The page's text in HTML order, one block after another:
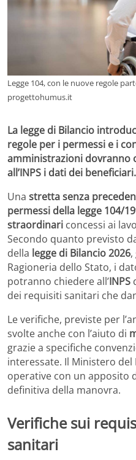
Legge 104, con le nuove regole
progettohumus.it
La legge di Bilancio
regole per i permessi e i
amministrazioni dovranno
all’INPS i dati dei beneficiari.
Una stretta senza
permessi della legge 104/
straordinari concessi ai
Secondo quanto previsto
della legge di Bilancio 2026
Ragioneria dello Stato, i
potranno chiedere all’INPS
dei requisiti sanitari che
Le verifiche, previste per
svolte anche con l’aiuto di
grazie a specifiche
interessate. Il Ministero
operative con un apposito
definitiva della manovra.
Verifiche sui
sanitari